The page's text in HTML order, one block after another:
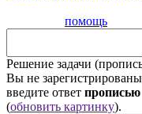
помощь
Решение задачи
Вы не
введите ответ прописью
(обновить картинку).